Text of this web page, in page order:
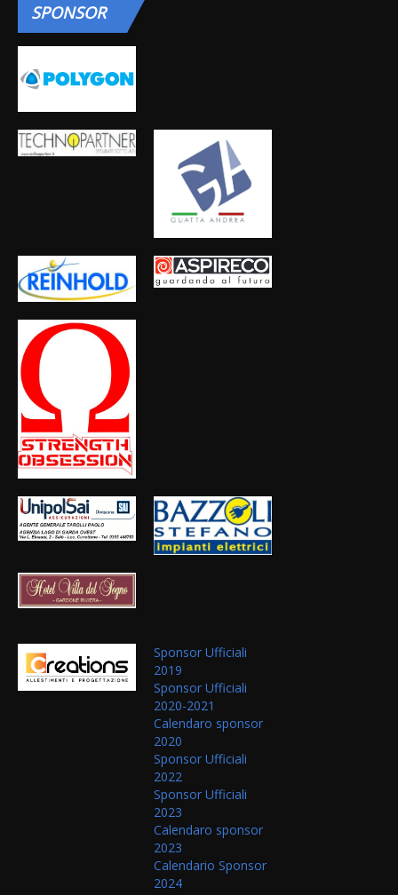
SPONSOR
Sponsor Ufficiali
2019
Sponsor Ufficiali
2020-2021
Calendaro sponsor
2020
Sponsor Ufficiali
2022
Sponsor Ufficiali
2023
Calendaro sponsor
2023
Calendario Sponsor
2024